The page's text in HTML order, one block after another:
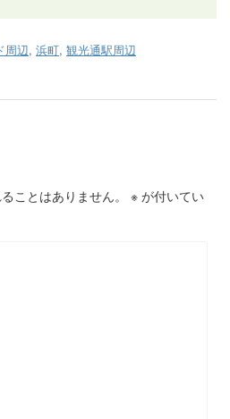
周辺, 浜町, 観光通駅周辺
ことはありません。 ※ が付いてい